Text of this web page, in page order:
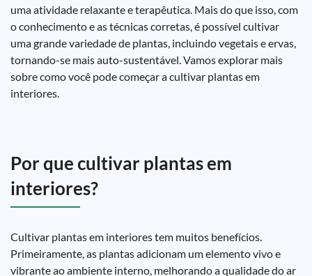
uma atividade relaxante e terapêutica. Mais do que isso, com
o conhecimento e as técnicas corretas, é possível cultivar
uma grande variedade de plantas, incluindo vegetais e ervas,
tornando-se mais auto-sustentável. Vamos explorar mais
sobre como você pode começar a cultivar plantas em
interiores.
Por que cultivar plantas em
interiores?
Cultivar plantas em interiores tem muitos benefícios.
Primeiramente, as plantas adicionam um elemento vivo e
vibrante ao ambiente interno, melhorando a qualidade do ar